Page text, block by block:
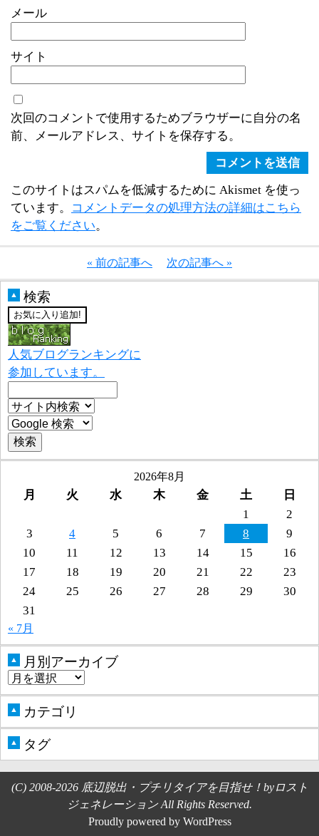
メール
サイト
次回のコメントで使用するためブラウザーに自分の名
前、メールアドレス、サイトを保存する。
このサイトはスパムを低減するために Akismet を使っ
ています。
コメントデータの処理方法の詳細はこちら
をご覧ください。
« 前の記事へ 次の記事へ »
▲ 検索
人気ブログランキングに
参加しています。
2026年8月
月 火 水 木 金 土
日
1
2
3
4 5 6 7 8
9
10
11 12 13 14 15
16
17
18 19 20 21 22
23
24
25 26 27 28 29
30
31
« 7月
▲ 月別アーカイブ
▲ カテゴリ
▲ タグ
(C) 2008-2026 底辺脱出・プチリタイアを目指せ！byロスト
ジェネレーション All Rights Reserved.
Proudly powered by WordPress